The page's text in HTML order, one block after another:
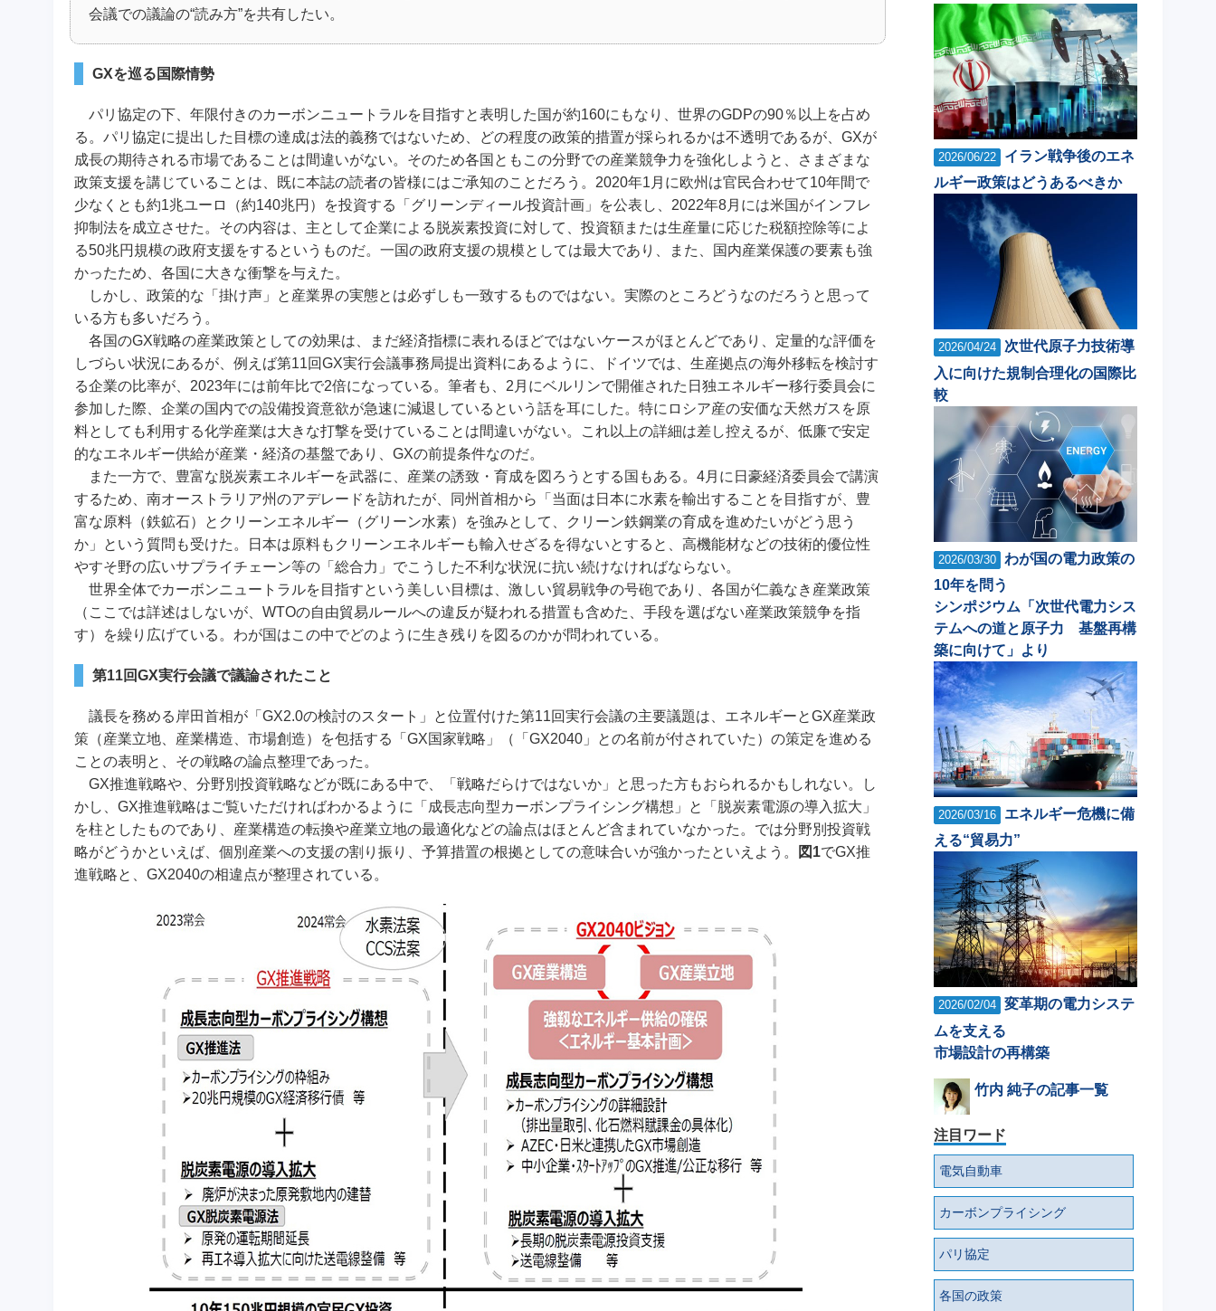
会議での議論の“読み方”を共有したい。
GXを巡る国際情勢
パリ協定の下、年限付きのカーボンニュートラルを目指すと表明した国が約160にもなり、世界のGDPの90％以上を占め
る。パリ協定に提出した目標の達成は法的義務ではないため、どの程度の政策的措置が採られるかは不透明であるが、GXが
成長の期待される市場であることは間違いがない。そのため各国ともこの分野での産業競争力を強化しようと、さまざまな
政策支援を講じていることは、既に本誌の読者の皆様にはご承知のことだろう。2020年1月に欧州は官民合わせて10年間で
少なくとも約1兆ユーロ（約140兆円）を投資する「グリーンディール投資計画」を公表し、2022年8月には米国がインフレ
抑制法を成立させた。その内容は、主として企業による脱炭素投資に対して、投資額または生産量に応じた税額控除等によ
る50兆円規模の政府支援をするというものだ。一国の政府支援の規模としては最大であり、また、国内産業保護の要素も強
かったため、各国に大きな衝撃を与えた。
しかし、政策的な「掛け声」と産業界の実態とは必ずしも一致するものではない。実際のところどうなのだろうと思って
いる方も多いだろう。
各国のGX戦略の産業政策としての効果は、まだ経済指標に表れるほどではないケースがほとんどであり、定量的な評価を
しづらい状況にあるが、例えば第11回GX実行会議事務局提出資料にあるように、ドイツでは、生産拠点の海外移転を検討す
る企業の比率が、2023年には前年比で2倍になっている。筆者も、2月にベルリンで開催された日独エネルギー移行委員会に
参加した際、企業の国内での設備投資意欲が急速に減退しているという話を耳にした。特にロシア産の安価な天然ガスを原
料としても利用する化学産業は大きな打撃を受けていることは間違いがない。これ以上の詳細は差し控えるが、低廉で安定
的なエネルギー供給が産業・経済の基盤であり、GXの前提条件なのだ。
また一方で、豊富な脱炭素エネルギーを武器に、産業の誘致・育成を図ろうとする国もある。4月に日豪経済委員会で講演
するため、南オーストラリア州のアデレードを訪れたが、同州首相から「当面は日本に水素を輸出することを目指すが、豊
富な原料（鉄鉱石）とクリーンエネルギー（グリーン水素）を強みとして、クリーン鉄鋼業の育成を進めたいがどう思う
か」という質問も受けた。日本は原料もクリーンエネルギーも輸入せざるを得ないとすると、高機能材などの技術的優位性
やすそ野の広いサプライチェーン等の「総合力」でこうした不利な状況に抗い続けなければならない。
世界全体でカーボンニュートラルを目指すという美しい目標は、激しい貿易戦争の号砲であり、各国が仁義なき産業政策
（ここでは詳述はしないが、WTOの自由貿易ルールへの違反が疑われる措置も含めた、手段を選ばない産業政策競争を指
す）を繰り広げている。わが国はこの中でどのように生き残りを図るのかが問われている。
第11回GX実行会議で議論されたこと
議長を務める岸田首相が「GX2.0の検討のスタート」と位置付けた第11回実行会議の主要議題は、エネルギーとGX産業政
策（産業立地、産業構造、市場創造）を包括する「GX国家戦略」（「GX2040」との名前が付されていた）の策定を進める
ことの表明と、その戦略の論点整理であった。
GX推進戦略や、分野別投資戦略などが既にある中で、「戦略だらけではないか」と思った方もおられるかもしれない。し
かし、GX推進戦略はご覧いただければわかるように「成長志向型カーボンプライシング構想」と「脱炭素電源の導入拡大」
を柱としたものであり、産業構造の転換や産業立地の最適化などの論点はほとんど含まれていなかった。では分野別投資戦
略がどうかといえば、個別産業への支援の割り振り、予算措置の根拠としての意味合いが強かったといえよう。
図1でGX推
進戦略と、GX2040の相違点が整理されている。
2026/06/22
イラン戦争後のエネ
ルギー政策はどうあるべきか
2026/04/24
次世代原子力技術導
入に向けた規制合理化の国際比
較
2026/03/30 わが国の電力政策の
10年を問う
シンポジウム「次世代電力シス
テムへの道と原子力 基盤再構
築に向けて」より
2026/03/16
エネルギー危機に備
える“貿易力”
2026/02/04 変革期の電力システ
ムを支える
市場設計の再構築
竹内 純子の記事一覧
注目ワード
電気自動車
カーボンプライシング
パリ協定
各国の政策